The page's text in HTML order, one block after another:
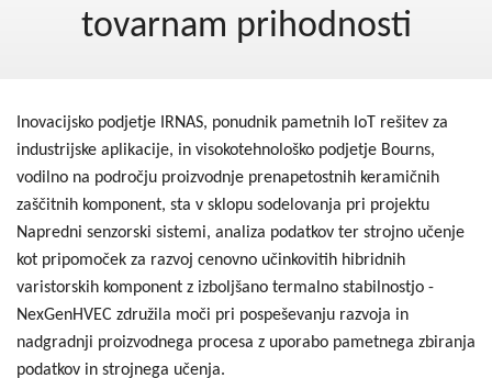
Blog
tovarnam prihodnosti
Inovacijsko podjetje IRNAS, ponudnik pametnih IoT rešitev za
industrijske aplikacije, in visokotehnološko podjetje Bourns,
vodilno na področju proizvodnje prenapetostnih keramičnih
zaščitnih komponent, sta v sklopu sodelovanja pri projektu
Napredni senzorski sistemi, analiza podatkov ter strojno učenje
kot pripomoček za razvoj cenovno učinkovitih hibridnih
varistorskih komponent z izboljšano termalno stabilnostjo -
NexGenHVEC združila moči pri pospeševanju razvoja in
nadgradnji proizvodnega procesa z uporabo pametnega zbiranja
podatkov in strojnega učenja.